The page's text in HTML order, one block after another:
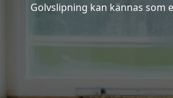
Golvslipning kan kännas